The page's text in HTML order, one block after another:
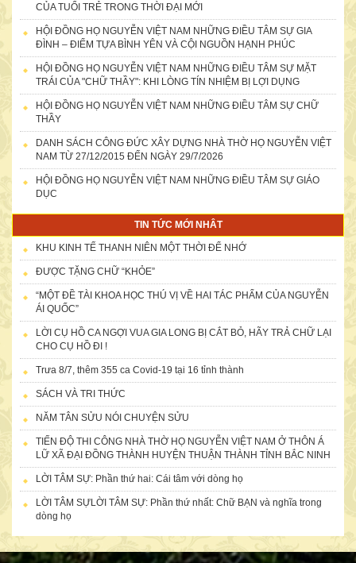
Bà Nguyễn Thị Kiều Anh-56 Lê Văn Hưu, TP.Hà Nội-
Doanh nhân nữ họ Nguyễn: Nguyễn Thị Thứ cùng chồng Lê Văn
Chởi
CỦA TUỔI TRẺ TRONG THỜI ĐẠI MỚI
HỘI ĐỒNG HỌ NGUYỄN VIỆT NAM NHỮNG ĐIỀU TÂM SỰ GIA
ĐÌNH – ĐIỂM TỰA BÌNH YÊN VÀ CỘI NGUỒN HẠNH PHÚC
HỘI ĐỒNG HỌ NGUYỄN VIỆT NAM NHỮNG ĐIỀU TÂM SỰ MẶT
TRÁI CỦA "CHỮ THẦY": KHI LÒNG TÍN NHIỆM BỊ LỢI DỤNG
HỘI ĐỒNG HỌ NGUYỄN VIỆT NAM NHỮNG ĐIỀU TÂM SỰ CHỮ
THẦY
DANH SÁCH CÔNG ĐỨC XÂY DỰNG NHÀ THỜ HỌ NGUYỄN VIỆT
NAM TỪ 27/12/2015 ĐẾN NGÀY 29/7/2026
HỘI ĐỒNG HỌ NGUYỄN VIỆT NAM NHỮNG ĐIỀU TÂM SỰ GIÁO
DỤC
TIN TỨC MỚI NHÂT
KHU KINH TẾ THANH NIÊN MỘT THỜI ĐỂ NHỚ
ĐƯỢC TẶNG CHỮ “KHỎE”
“MỘT ĐỀ TÀI KHOA HỌC THÚ VỊ VỀ HAI TÁC PHẨM CỦA NGUYỄN
ÁI QUỐC”
LỜI CỤ HỒ CA NGỢI VUA GIA LONG BỊ CẮT BỎ, HÃY TRẢ CHỮ LẠI
CHO CỤ HỒ ĐI !
Trưa 8/7, thêm 355 ca Covid-19 tại 16 tỉnh thành
SÁCH VÀ TRI THỨC
NĂM TÂN SỬU NÓI CHUYỆN SỬU
TIẾN ĐỘ THI CÔNG NHÀ THỜ HỌ NGUYỄN VIỆT NAM Ở THÔN Á
LỮ XÃ ĐẠI ĐỒNG THÀNH HUYỆN THUẬN THÀNH TỈNH BẮC NINH
LỜI TÂM SỰ: Phần thứ hai: Cái tâm với dòng họ
LỜI TÂM SỰLỜI TÂM SỰ: Phần thứ nhất: Chữ BẠN và nghĩa trong
dòng họ